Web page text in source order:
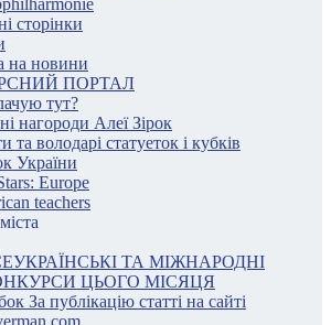
сторінки
на новини
ПОРТАЛ
тут?
нагороди Алеї Зірок
та володарі статуеток і кубків
України
Europe
teachers
ТА МІЖНАРОДНІ
ЦЬОГО МІСЯЦЯ
За публікацію статті на сайті